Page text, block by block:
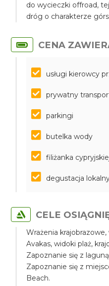
do wycieczki offroad,
dróg o charakterze
CENA
usługi kierowcy
prywatny
parkingi
butelka wody
filiżanka
degustacja
CELE
Wrażenia
Avakas, widoki plaż,
Zapoznanie się z
Zapoznanie się z
Beach.